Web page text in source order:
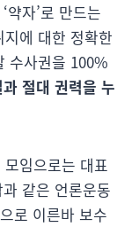
약자’로 만드는
에 대한 정확한
수사권을 100%
절대 권력을 누
임으로는 대표
같은 언론운동
로 이른바 보수